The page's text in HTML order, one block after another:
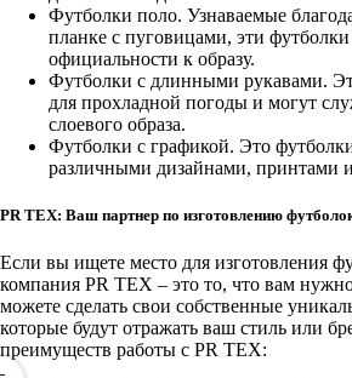
Футболки поло. Узнаваемые
планке с пуговицами, эти
официальности к образу.
Футболки с длинными рукавами.
для прохладной погоды и могут
слоевого образа.
Футболки с графикой. Это
различными дизайнами, принтами
PR TEX: Ваш партнер по изготовлению
Если вы ищете место для изготовления
компания PR TEX – это то, что вам
можете сделать свои собственные
которые будут отражать ваш стиль или
преимуществ работы с PR TEX: